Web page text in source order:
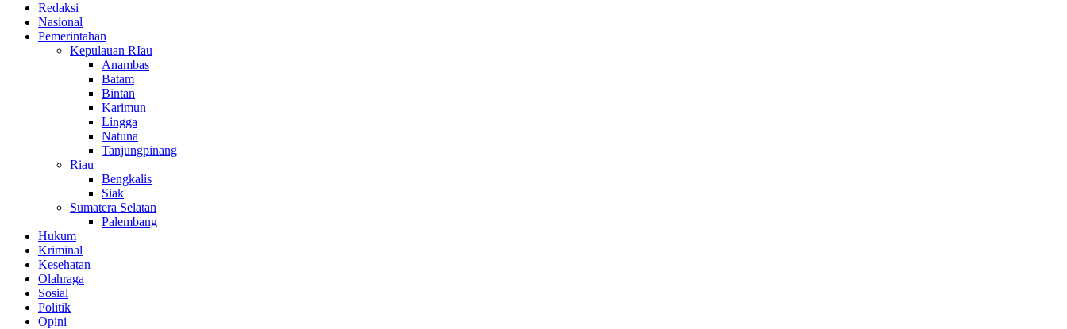
Redaksi
Nasional
Pemerintahan
Kepulauan RIau
Anambas
Batam
Bintan
Karimun
Lingga
Natuna
Tanjungpinang
Riau
Bengkalis
Siak
Sumatera Selatan
Palembang
Hukum
Kriminal
Kesehatan
Olahraga
Sosial
Politik
Opini